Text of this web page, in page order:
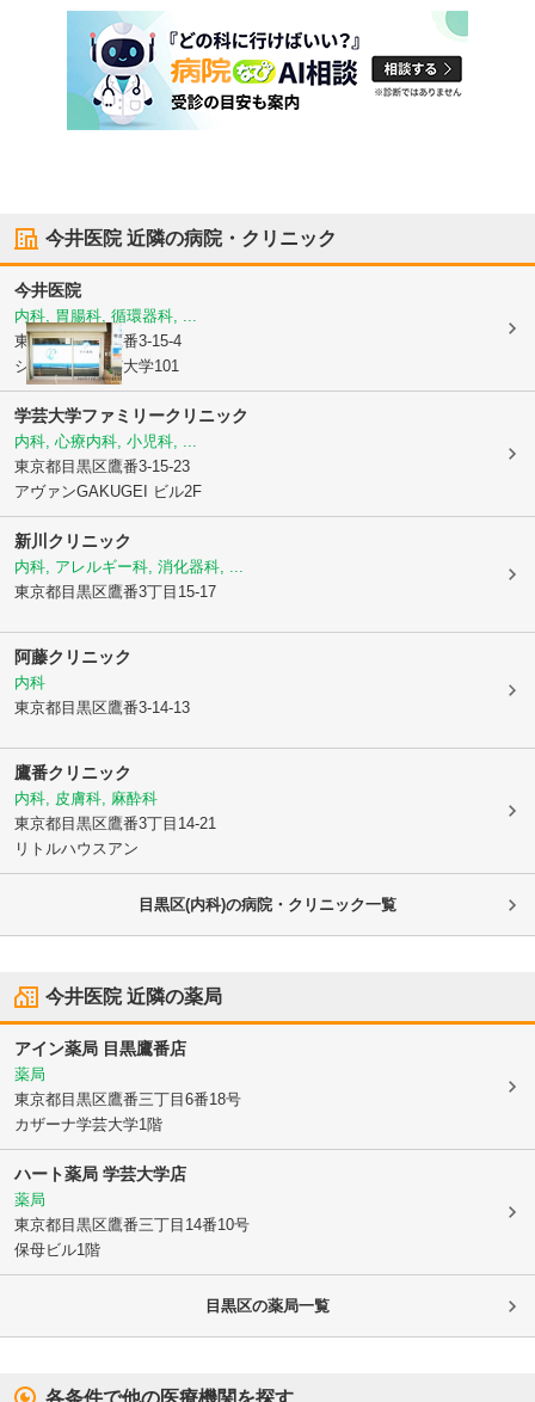
今井医院近隣の病院・クリニック
今井医院
内科, 胃腸科, 循環器科, ...
東京都目黒区鷹番3-15-4
シャルマン学芸大学101
学芸大学ファミリークリニック
内科, 心療内科, 小児科, ...
東京都目黒区鷹番3-15-23
アヴァンGAKUGEI ビル2F
新川クリニック
内科, アレルギー科, 消化器科, ...
東京都目黒区鷹番3丁目15-17
阿藤クリニック
内科
東京都目黒区鷹番3-14-13
鷹番クリニック
内科, 皮膚科, 麻酔科
東京都目黒区鷹番3丁目14-21
リトルハウスアン
目黒区(内科)の病院・クリニック一覧
今井医院近隣の薬局
アイン薬局 目黒鷹番店
薬局
東京都目黒区鷹番三丁目6番18号
カザーナ学芸大学1階
ハート薬局 学芸大学店
薬局
東京都目黒区鷹番三丁目14番10号
保母ビル1階
目黒区の薬局一覧
各条件で他の医療機関を探す